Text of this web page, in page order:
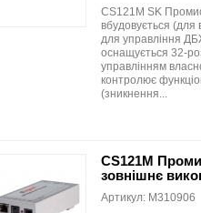
CS121M SK
вбудовується (для
для управління
оснащується 32-
управлінням
контролює
(зникнення...
CS121M
зовнішнє
Артикул: M310906